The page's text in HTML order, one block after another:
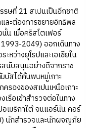
ที่ 21 สเปนเป็นอีกชาติ
และต้องการขยายอิทธิพล
น เมื่อคริสโตเฟอร์
2049) ออกเดินทาง
หว่างยุโรปและเอเชียใน
นับสนุนอย่างดีจากราช
บัสได้ค้นพบหมู่เกาะ
รองของสเปนเหนือเกาะ
รือเข้าสำรวจต่อในทาง
เมริกาใต้ จนแอร์นัน คอร์
นักสำรวจและนักผจญภัย